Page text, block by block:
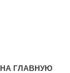
НА ГЛАВНУЮ